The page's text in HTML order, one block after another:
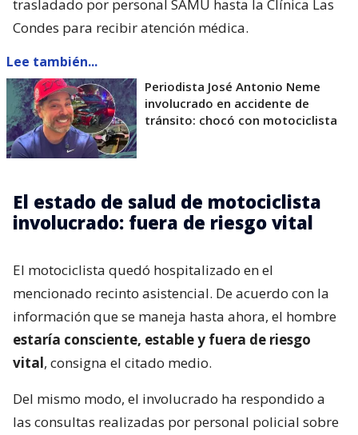
trasladado por personal SAMU hasta la Clínica Las
Condes para recibir atención médica.
Lee también...
Periodista José Antonio Neme
involucrado en accidente de
tránsito: chocó con motociclista
El estado de salud de motociclista
involucrado: fuera de riesgo vital
El motociclista quedó hospitalizado en el
mencionado recinto asistencial. De acuerdo con la
información que se maneja hasta ahora, el hombre
estaría consciente, estable y fuera de riesgo
vital, consigna el citado medio.
Del mismo modo, el involucrado ha respondido a
las consultas realizadas por personal policial sobre